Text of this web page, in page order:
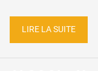
LIRE LA SUITE